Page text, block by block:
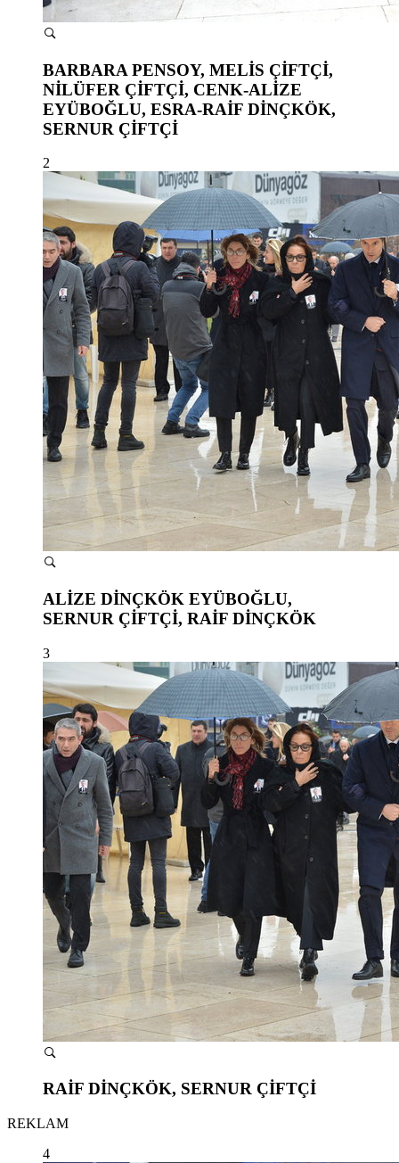
BARBARA PENSOY, MELİS ÇİFTÇİ,
NİLÜFER ÇİFTÇİ, CENK-ALİZE
EYÜBOĞLU, ESRA-RAİF DİNÇKÖK,
SERNUR ÇİFTÇİ
2
ALİZE DİNÇKÖK EYÜBOĞLU,
SERNUR ÇİFTÇİ, RAİF DİNÇKÖK
3
RAİF DİNÇKÖK, SERNUR ÇİFTÇİ
REKLAM
4